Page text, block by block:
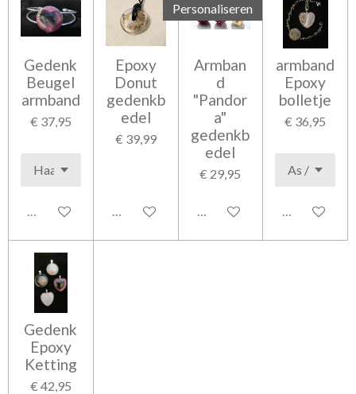
Gedenk
Beugel
armband
€ 37,95
In winkelwagen
Epoxy
Donut
gedenkb
edel
€ 39,99
In winkelwagen
Personaliseren
Armban
d
"Pandor
a"
gedenkb
edel
€ 29,95
Bekijk details
armband
Epoxy
bolletje
€ 36,95
In
Gedenk
Epoxy
Ketting
€ 42,95